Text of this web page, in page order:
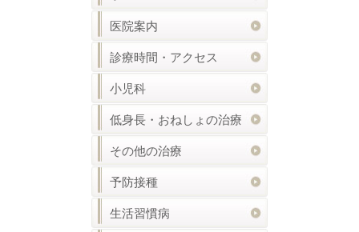
医院案内
診療時間・アクセス
小児科
低身長・おねしょの治療
その他の治療
予防接種
生活習慣病